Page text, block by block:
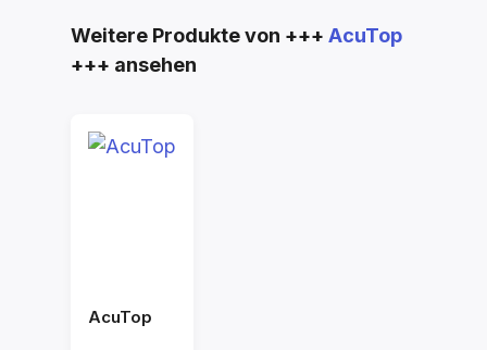
Produktgalerie überspringen
Weitere Produkte von +++ AcuTop
+++ ansehen
AcuTop